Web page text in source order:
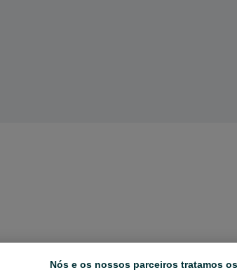
Nós e os nossos parceiros tratamos